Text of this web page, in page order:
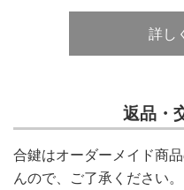
詳し
返品・
合鍵はオーダーメイド商
んので、ご了承ください。